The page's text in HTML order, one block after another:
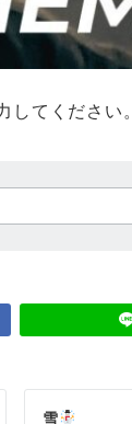
てください。
雪